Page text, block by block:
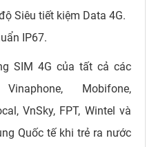
Siêu tiết kiệm Data 4G.
IP67.
SIM 4G của tất cả các
Mobifone,
VnSky, FPT, Wintel và
Quốc tế khi trẻ ra nước